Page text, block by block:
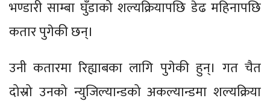
भण्डारी साम्बा घुँडाको शल्यक्रियापछि डेढ महिनापछि
कतार पुगेकी छन्।
उनी कतारमा रिह्याबका लागि पुगेकी हुन्। गत चैत
दोस्रो उनको न्युजिल्यान्डको अकल्यान्डमा शल्यक्रिया